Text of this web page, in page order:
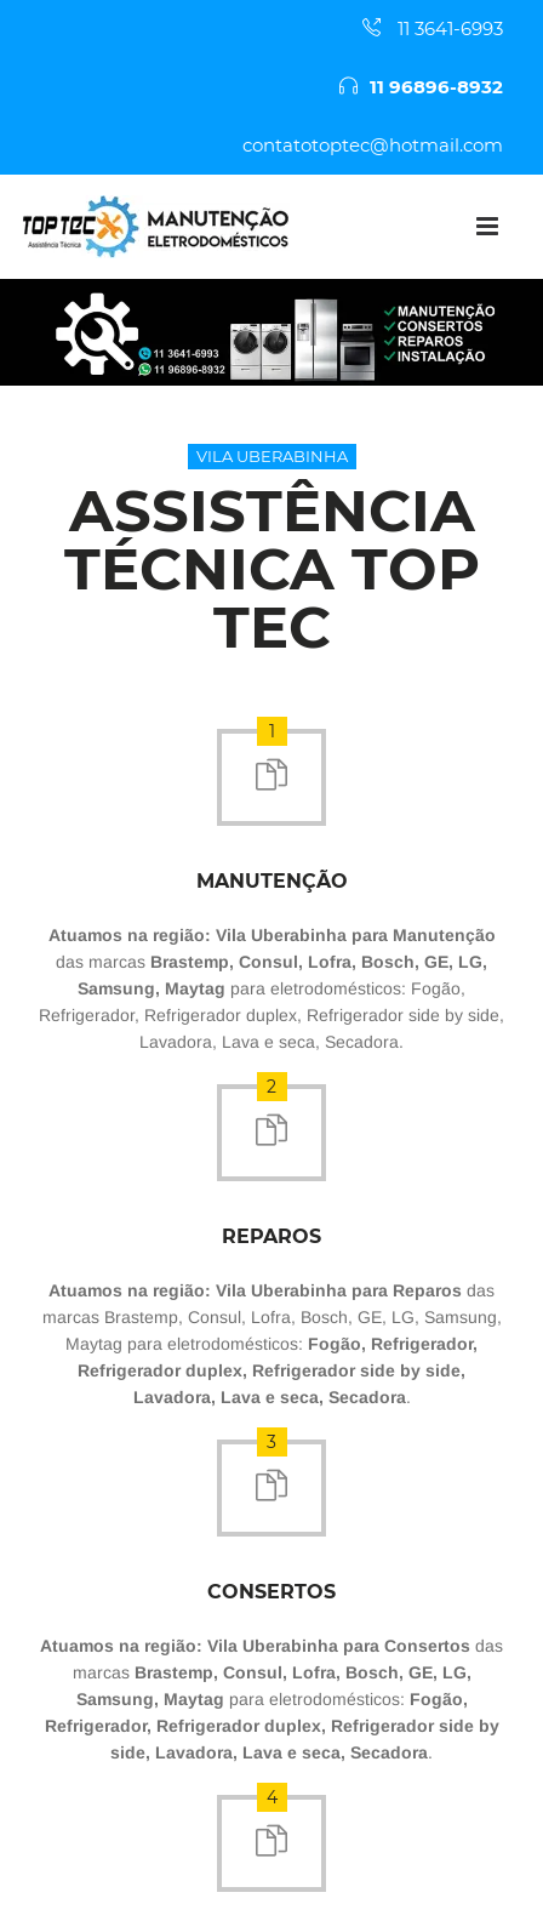
11 3641-6993
11 96896-8932
contatotoptec@hotmail.com
VILA UBERABINHA
ASSISTÊNCIA
TÉCNICA TOP
TEC
1
MANUTENÇÃO
Atuamos na região: Vila Uberabinha para Manutenção
das marcas Brastemp, Consul, Lofra, Bosch, GE, LG,
Samsung, Maytag para eletrodomésticos: Fogão,
Refrigerador, Refrigerador duplex, Refrigerador side by side,
Lavadora, Lava e seca, Secadora.
2
REPAROS
Atuamos na região: Vila Uberabinha para Reparos das
marcas Brastemp, Consul, Lofra, Bosch, GE, LG, Samsung,
Maytag para eletrodomésticos: Fogão, Refrigerador,
Refrigerador duplex, Refrigerador side by side,
Lavadora, Lava e seca, Secadora.
3
CONSERTOS
Atuamos na região: Vila Uberabinha para Consertos das
marcas Brastemp, Consul, Lofra, Bosch, GE, LG,
Samsung, Maytag para eletrodomésticos: Fogão,
Refrigerador, Refrigerador duplex, Refrigerador side by
side, Lavadora, Lava e seca, Secadora.
4